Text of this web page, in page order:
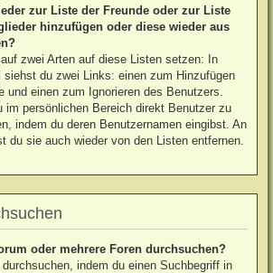
zur Liste der Freunde oder zur Liste
hinzufügen oder diese wieder aus
zwei Arten auf diese Listen setzen: In
siehst du zwei Links: einen zum Hinzufügen
und einen zum Ignorieren des Benutzers.
im persönlichen Bereich direkt Benutzer zu
indem du deren Benutzernamen eingibst. An
du sie auch wieder von den Listen entfernen.
oder mehrere Foren durchsuchen?
indem du einen Suchbegriff in